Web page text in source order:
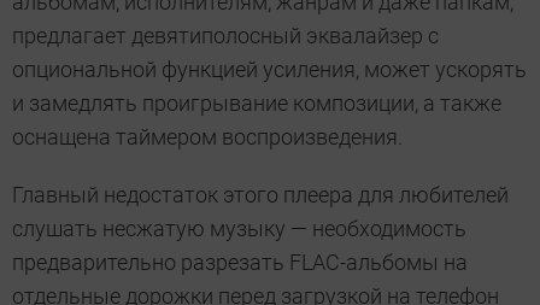
предлагает девятиполосный эквалайзер с
опциональной функцией усиления, может ускорять
и замедлять проигрывание композиции, а также
оснащена таймером воспроизведения.
Главный недостаток этого плеера для любителей
слушать несжатую музыку — необходимость
предварительно разрезать FLAC-альбомы на
отдельные дорожки перед загрузкой на телефон